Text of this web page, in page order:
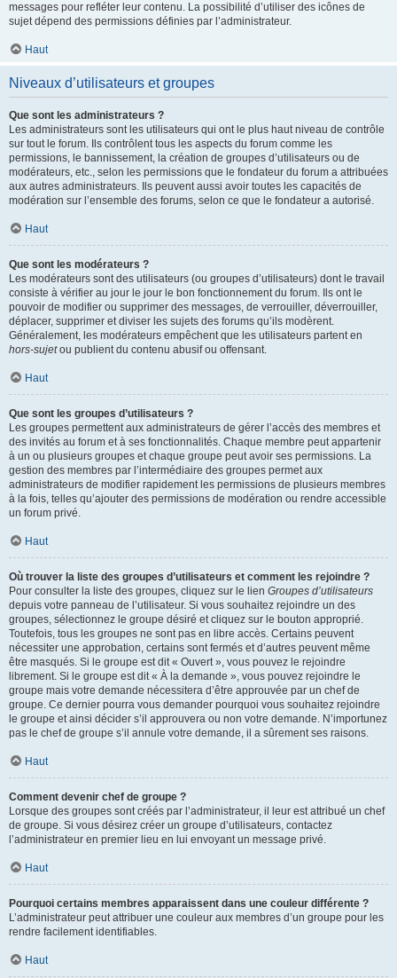
messages pour refléter leur contenu. La possibilité d’utiliser des icônes de
sujet dépend des permissions définies par l’administrateur.
Haut
Niveaux d’utilisateurs et groupes
Que sont les administrateurs ?
Les administrateurs sont les utilisateurs qui ont le plus haut niveau de contrôle
sur tout le forum. Ils contrôlent tous les aspects du forum comme les
permissions, le bannissement, la création de groupes d’utilisateurs ou de
modérateurs, etc., selon les permissions que le fondateur du forum a attribuées
aux autres administrateurs. Ils peuvent aussi avoir toutes les capacités de
modération sur l’ensemble des forums, selon ce que le fondateur a autorisé.
Haut
Que sont les modérateurs ?
Les modérateurs sont des utilisateurs (ou groupes d’utilisateurs) dont le travail
consiste à vérifier au jour le jour le bon fonctionnement du forum. Ils ont le
pouvoir de modifier ou supprimer des messages, de verrouiller, déverrouiller,
déplacer, supprimer et diviser les sujets des forums qu’ils modèrent.
Généralement, les modérateurs empêchent que les utilisateurs partent en
hors-sujetou publient du contenu abusif ou offensant.
Haut
Que sont les groupes d’utilisateurs ?
Les groupes permettent aux administrateurs de gérer l’accès des membres et
des invités au forum et à ses fonctionnalités. Chaque membre peut appartenir
à un ou plusieurs groupes et chaque groupe peut avoir ses permissions. La
gestion des membres par l’intermédiaire des groupes permet aux
administrateurs de modifier rapidement les permissions de plusieurs membres
à la fois, telles qu’ajouter des permissions de modération ou rendre accessible
un forum privé.
Haut
Où trouver la liste des groupes d’utilisateurs et comment les rejoindre ?
Pour consulter la liste des groupes, cliquez sur le lien Groupes d’utilisateurs
depuis votre panneau de l’utilisateur. Si vous souhaitez rejoindre un des
groupes, sélectionnez le groupe désiré et cliquez sur le bouton approprié.
Toutefois, tous les groupes ne sont pas en libre accès. Certains peuvent
nécessiter une approbation, certains sont fermés et d’autres peuvent même
être masqués. Si le groupe est dit « Ouvert », vous pouvez le rejoindre
librement. Si le groupe est dit « À la demande », vous pouvez rejoindre le
groupe mais votre demande nécessitera d’être approuvée par un chef de
groupe. Ce dernier pourra vous demander pourquoi vous souhaitez rejoindre
le groupe et ainsi décider s’il approuvera ou non votre demande. N’importunez
pas le chef de groupe s’il annule votre demande, il a sûrement ses raisons.
Haut
Comment devenir chef de groupe ?
Lorsque des groupes sont créés par l’administrateur, il leur est attribué un chef
de groupe. Si vous désirez créer un groupe d’utilisateurs, contactez
l’administrateur en premier lieu en lui envoyant un message privé.
Haut
Pourquoi certains membres apparaissent dans une couleur différente ?
L’administrateur peut attribuer une couleur aux membres d’un groupe pour les
rendre facilement identifiables.
Haut